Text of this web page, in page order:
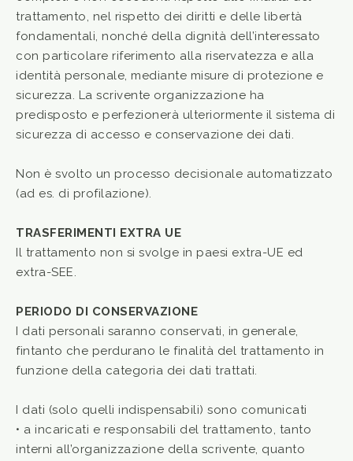
trattamento, nel rispetto dei diritti e delle libertà
fondamentali, nonché della dignità dell’interessato
con particolare riferimento alla riservatezza e alla
identità personale, mediante misure di protezione e
sicurezza. La scrivente organizzazione ha
predisposto e perfezionerà ulteriormente il sistema di
sicurezza di accesso e conservazione dei dati.
Non è svolto un processo decisionale automatizzato
(ad es. di profilazione).
TRASFERIMENTI EXTRA UE
Il trattamento non si svolge in paesi extra-UE ed
extra-SEE.
PERIODO DI CONSERVAZIONE
I dati personali saranno conservati, in generale,
fintanto che perdurano le finalità del trattamento in
funzione della categoria dei dati trattati.
I dati (solo quelli indispensabili) sono comunicati
• a incaricati e responsabili del trattamento, tanto
interni all’organizzazione della scrivente, quanto